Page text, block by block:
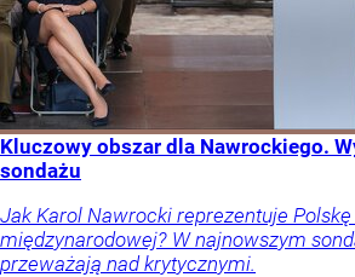
Kluczowy obszar dla Nawrockiego.
sondażu
Jak Karol Nawrocki reprezentuje
międzynarodowej? W najnowszym
przeważają nad krytycznymi.